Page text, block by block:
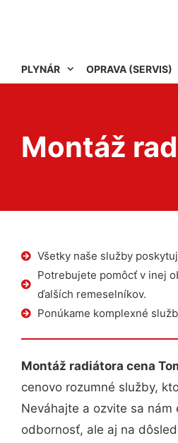
PLYNÁR OPRAVA (SERVIS)
Montáž
Všetky naše služby
Potrebujete pomôcť v inej
ďalších remeselníkov.
Ponúkame komplexné
Montáž radiátora cena
cenovo rozumné služby,
Neváhajte a ozvite sa
odbornosť, ale aj na